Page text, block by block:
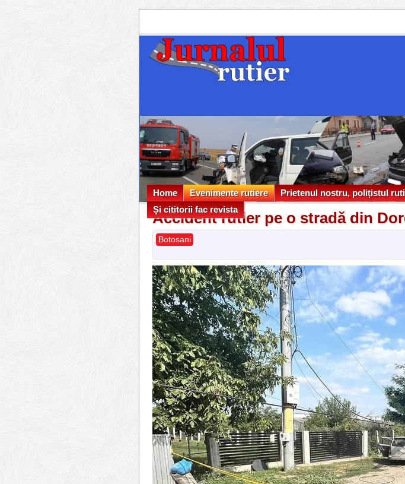
Home Evenimente rutiere
Evenimente rutiere
Prietenul nostru, polițistul
Prietenul nostru, polițistul
Și cititorii fac revista
Și cititorii fac revista
Accident rutier pe o stradă din
Botosani